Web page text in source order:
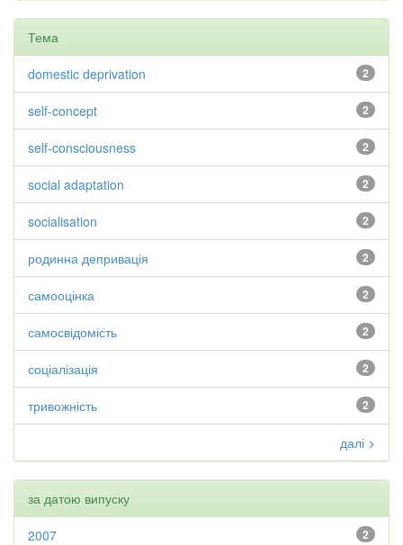
Тема
2
domestic deprivation
2
self-concept
2
self-consciousness
2
social adaptation
2
socialisation
2
родинна депривація
2
самооцінка
2
самосвідомість
2
соціалізація
2
тривожність
далі >
за датою випуску
2
2007